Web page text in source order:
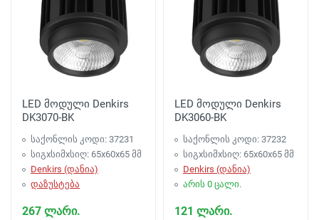
LED მოდული Denkirs
DK3070-BK
საქონლის კოდი: 37231
სიგxსიმxსიღ: 65x60x65 მმ
Denkirs (დანია)
დაზუსტება
267 ლარი.
LED მოდული Denkirs
DK3060-BK
საქონლის კოდი: 37232
სიგxსიმxსიღ: 65x60x65 მმ
Denkirs (დანია)
არის 0 ცალი.
121 ლარი.